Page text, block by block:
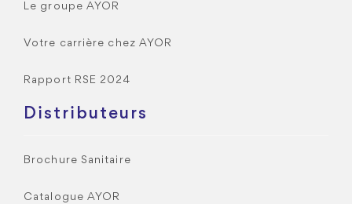
Le groupe AYOR
Votre carrière chez AYOR
Rapport RSE 2024
Distributeurs
Brochure Sanitaire
Catalogue AYOR